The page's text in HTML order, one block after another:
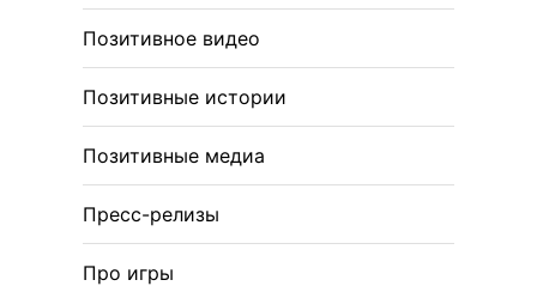
Позитивное видео
Позитивные истории
Позитивные медиа
Пресс-релизы
Про игры